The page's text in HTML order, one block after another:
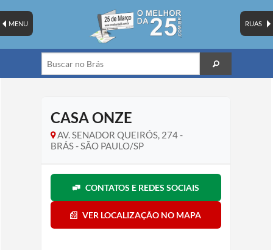
RUAS
MENU
CASA ONZE
AV. SENADOR QUEIRÓS, 274 -
BRÁS - SÃO PAULO/SP
CONTATOS E REDES SOCIAIS
VER LOCALIZAÇÃO NO MAPA